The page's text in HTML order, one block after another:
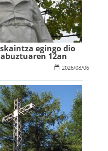
egingo dio
12an
2026/08/06